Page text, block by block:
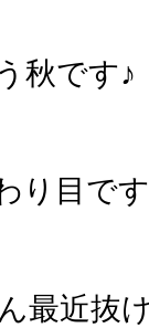
秋です♪
り目で
最近抜